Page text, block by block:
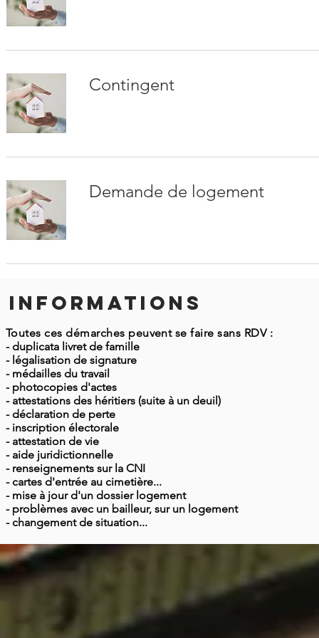
Contingent
Demande de logement
INFORMATIONS
Toutes ces démarches peuvent se faire sans RDV :
- duplicata livret de famille
- légalisation de signature
- médailles du travail
- photocopies d'actes
- attestations des héritiers (suite à un deuil)
- déclaration de perte
- inscription électorale
- attestation de vie
- aide juridictionnelle
- renseignements sur la CNI
- cartes d'entrée au cimetière...
- mise à jour d'un dossier logement
- problèmes avec un bailleur, sur un logement
- changement de situation...